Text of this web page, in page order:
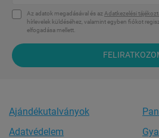
Az adatok megadásával és az Adatkezelési
hírlevelek küldéséhez, valamint egyben fiókot
elfogadása mellett.
Ajándékutalványok
Adatvédelem